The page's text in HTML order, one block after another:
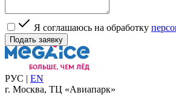
Я соглашаюсь на обработку
РУС | EN
г. Москва, ТЦ «Авиапарк»